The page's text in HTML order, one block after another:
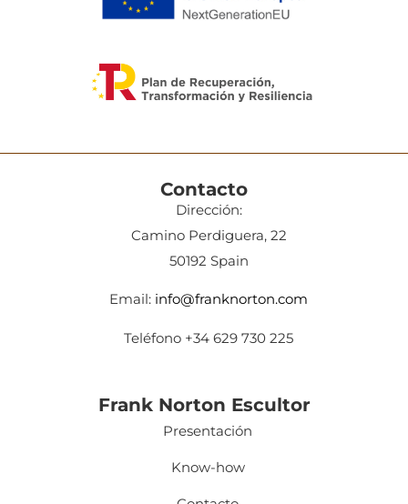
Contacto
Dirección:
Camino Perdiguera, 22
50192 Spain
Email: info@franknorton.com
Teléfono +34 629 730 225
Frank Norton Escultor
Presentación
Know-how